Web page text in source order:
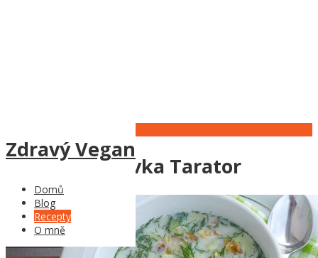
Zdravý Vegan
Domů
Blog
Recepty
O mně
Studená polévka Tarator